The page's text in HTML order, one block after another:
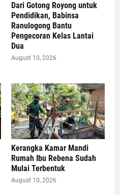
Dari Gotong Royong untuk
Pendidikan, Babinsa
Ranulogong Bantu
Pengecoran Kelas Lantai
Dua
August 10, 2026
Kerangka Kamar Mandi
Rumah Ibu Rebena Sudah
Mulai Terbentuk
August 10, 2026